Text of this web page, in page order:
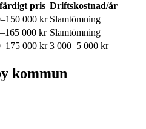
pris Driftskostnad/år
000 kr Slamtömning
000 kr Slamtömning
000 kr 3 000–5 000 kr
kommun